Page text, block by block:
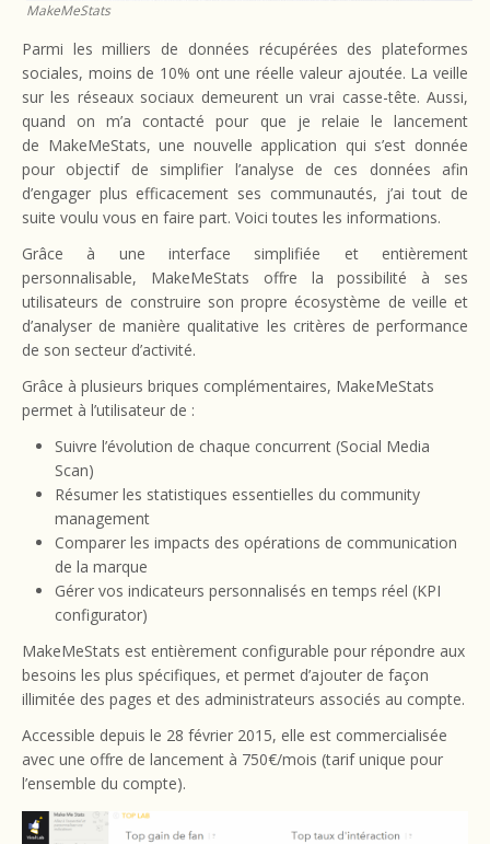
MakeMeStats
Parmi les milliers de données récupérées des plateformes
sociales, moins de 10% ont une réelle valeur ajoutée. La veille
sur les réseaux sociaux demeurent un vrai casse-tête. Aussi,
quand on m’a contacté pour que je relaie le lancement
de MakeMeStats, une nouvelle application qui s’est donnée
pour objectif de simplifier l’analyse de ces données afin
d’engager plus efficacement ses communautés, j’ai tout de
suite voulu vous en faire part. Voici toutes les informations.
Grâce à une interface simplifiée et entièrement
personnalisable, MakeMeStats offre la possibilité à ses
utilisateurs de construire son propre écosystème de veille et
d’analyser de manière qualitative les critères de performance
de son secteur d’activité.
Grâce à plusieurs briques complémentaires, MakeMeStats
permet à l’utilisateur de :
Suivre l’évolution de chaque concurrent (Social Media
Scan)
Résumer les statistiques essentielles du community
management
Comparer les impacts des opérations de communication
de la marque
Gérer vos indicateurs personnalisés en temps réel (KPI
configurator)
MakeMeStats est entièrement configurable pour répondre aux
besoins les plus spécifiques, et permet d’ajouter de façon
illimitée des pages et des administrateurs associés au compte.
Accessible depuis le 28 février 2015, elle est commercialisée
avec une offre de lancement à 750€/mois (tarif unique pour
l’ensemble du compte).